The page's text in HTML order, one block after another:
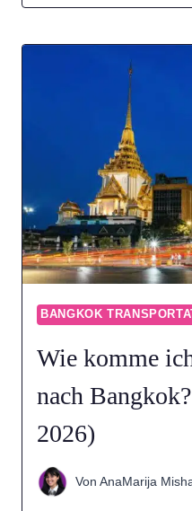
ICH
VON
NACH
(ALLE
2026)
BANGKOK
Wie komme
nach
2026)
Von AnaMarija